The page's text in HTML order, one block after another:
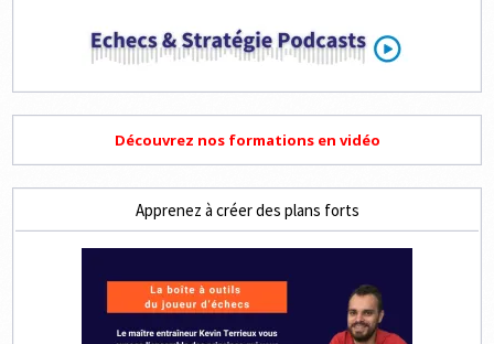
Découvrez nos formations en vidéo
Apprenez à créer des plans forts